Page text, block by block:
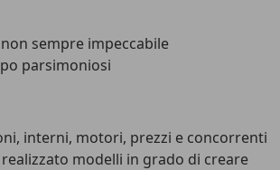
sempre impeccabile
parsimoniosi
interni, motori, prezzi e concorrenti
modelli in grado di creare